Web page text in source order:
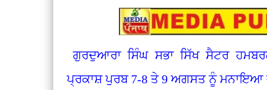
ਗੁਰਦੁਆਰਾ ਸਿੰਘ ਸਭਾ ਸਿੱਖ ਸੈਟਰ
ਪ੍ਰਕਾਸ਼ ਪੁਰਬ 7-8 ਤੇ 9 ਅਗਸਤ ਨੂੰ ਮਨਾਇਆ